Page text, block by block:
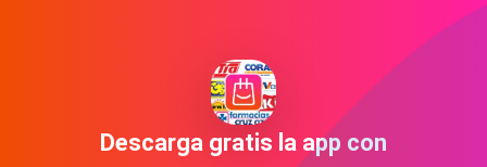
Descarga gratis la app con